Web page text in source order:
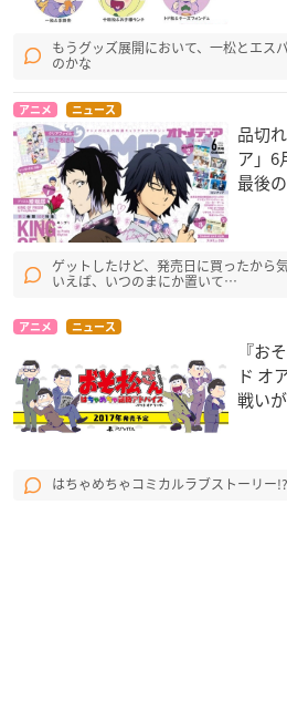
もうグッズ展開において、一松とエス
のかな
アニメ ニュース
品切
ア」6
最後
ゲットしたけど、発売日に買ったから
いえば、いつのまにか置いて…
アニメ ニュース
『お
ド オ
戦い
はちゃめちゃコミカルラブストーリー!?